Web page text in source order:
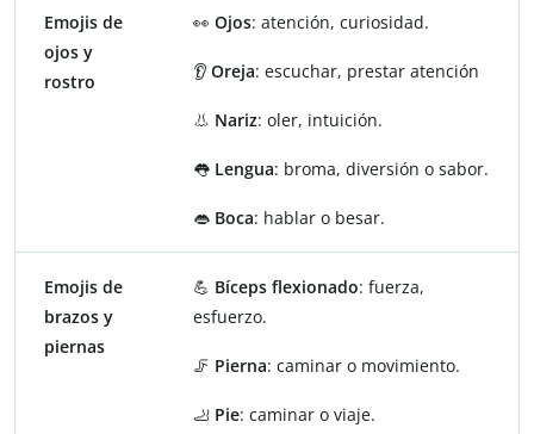
Emojis de
ojos y
rostro
👀 Ojos: atención, curiosidad.
👂 Oreja: escuchar, prestar atención
👃 Nariz: oler, intuición.
👅 Lengua: broma, diversión o sabor.
👄 Boca: hablar o besar.
Emojis de
brazos y
piernas
💪 Bíceps flexionado: fuerza,
esfuerzo.
🦵 Pierna: caminar o movimiento.
🦶 Pie: caminar o viaje.